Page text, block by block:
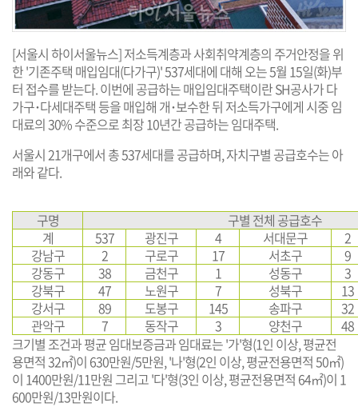
[서울시 하이서울뉴스] 저소득계층과 사회취약계층의 주거안정을 위
한 '기존주택 매입임대(다가구)' 537세대에 대해 오는 5월 15일(화)부
터 접수를 받는다. 이번에 공급하는 매입임대주택이란 SH공사가 다
가구･다세대주택 등을 매입해 개･보수한 뒤 저소득가구에게 시중 임
대료의 30% 수준으로 최장 10년간 공급하는 임대주택.
서울시 21개구에서 총 537세대를 공급하며, 자치구별 공급호수는 아
래와 같다.
구명
구별 전체 공급호수
계
537 광진구 4 서대문구
2
강남구
2 구로구 17 서초구
9
강동구
38 금천구 1 성동구
3
강북구
47 노원구 7 성북구
13
강서구
89 도봉구 145 송파구
32
관악구
7 동작구 3 양천구
48
크기별 조건과 평균 임대보증금과 임대료는 '가'형(1인 이상, 평균전
용면적 32㎡)이 630만원/5만원, '나'형(2인 이상, 평균전용면적 50㎡)
이 1400만원/11만원 그리고 '다'형(3인 이상, 평균전용면적 64㎡)이 1
600만원/13만원이다.